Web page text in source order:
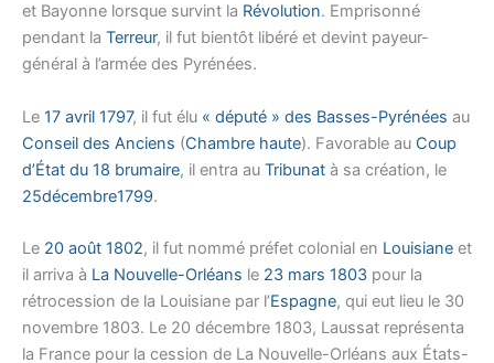
et Bayonne lorsque survint la Révolution. Emprisonné
pendant la Terreur, il fut bientôt libéré et devint payeur-
général à l’armée des Pyrénées.
Le 17 avril 1797, il fut élu « député » des Basses-Pyrénées au
Conseil des Anciens (Chambre haute). Favorable au Coup
d’État du 18 brumaire, il entra au Tribunat à sa création, le
25décembre1799.
Le 20 août 1802, il fut nommé préfet colonial en Louisiane et
il arriva à La Nouvelle-Orléans le 23 mars 1803 pour la
rétrocession de la Louisiane par l’Espagne, qui eut lieu le 30
novembre 1803. Le 20 décembre 1803, Laussat représenta
la France pour la cession de La Nouvelle-Orléans aux États-